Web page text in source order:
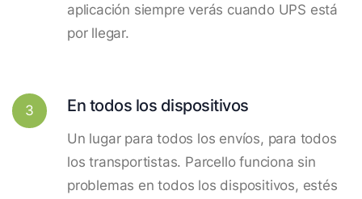
aplicación siempre verás cuando UPS está
por llegar.
3 En todos los dispositivos
Un lugar para todos los envíos, para todos
los transportistas. Parcello funciona sin
problemas en todos los dispositivos, estés